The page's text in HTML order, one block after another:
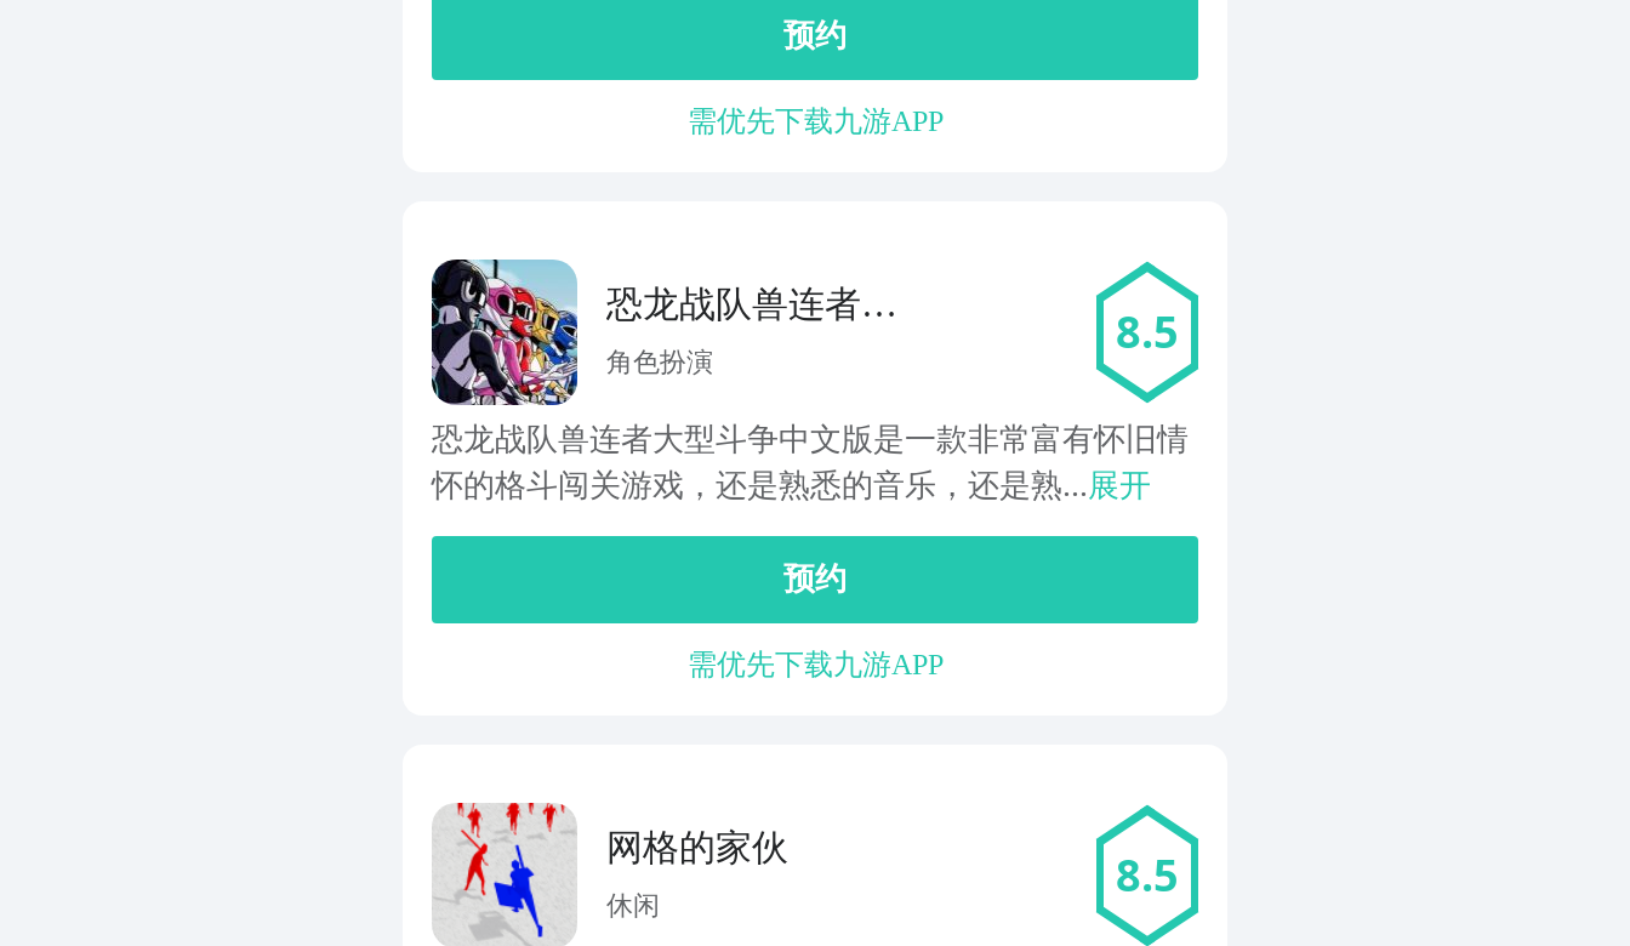
预约
需优先下载九游APP
恐龙战队兽连者大
型斗争
角色扮演
8.5
恐龙战队兽连者大型斗争中文版是一款非常富有怀旧情
怀的格斗闯关游戏，还是熟悉的音乐，还是熟...展开
预约
需优先下载九游APP
网格的家伙
休闲
8.5